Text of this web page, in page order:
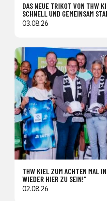
DAS NEUE TRIKOT VON THW
SCHNELL UND GEMEINSAM
03.08.26
THW KIEL ZUM ACHTEN MAL
WIEDER HIER ZU SEIN!"
02.08.26